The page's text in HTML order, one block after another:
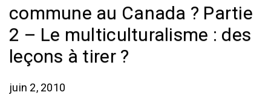
commune au Canada ? Partie
2 – Le multiculturalisme : des
leçons à tirer ?
juin 2, 2010